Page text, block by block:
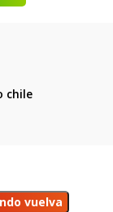
chile